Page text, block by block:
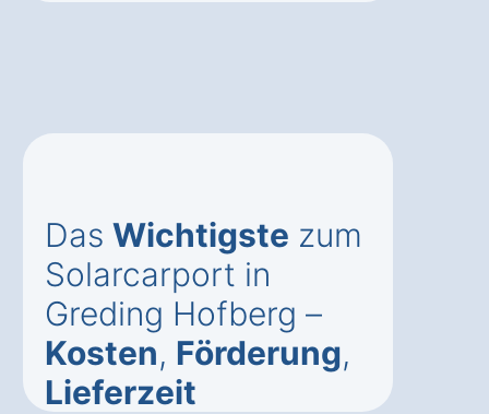
Das Wichtigste zum
Solarcarport in
Greding Hofberg –
Kosten, Förderung,
Lieferzeit